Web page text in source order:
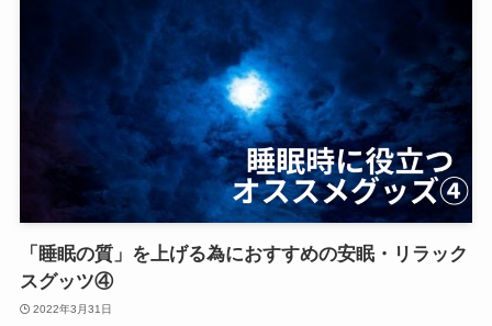
「睡眠の質」を上げる為におすすめの安眠・リラック
スグッツ④
2022年3月31日